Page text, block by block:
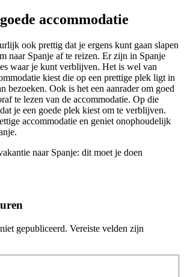
accommodatie
ook prettig dat je ergens kunt gaan slapen
naar Spanje af te reizen. Er zijn in Spanje
waar je kunt verblijven. Het is wel van
kiest die op een prettige plek ligt in
bezoeken. Ook is het een aanrader om goed
te lezen van de accommodatie. Op die
je een goede plek kiest om te verblijven.
accommodatie en geniet onophoudelijk
gepubliceerd. Vereiste velden zijn